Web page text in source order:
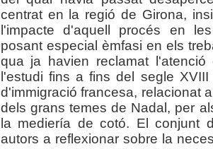
centrat en la regió de Girona,
l'impacte d'aquell procés en
posant especial èmfasi en els
qua ja havien reclamat
l'estudi fins a fins del segle
d'immigració francesa, relacionat
dels grans temes de Nadal, per
la mediería de cotó. El conjunt
autors a reflexionar sobre la